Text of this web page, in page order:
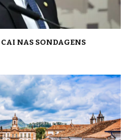
NAS SONDAGENS